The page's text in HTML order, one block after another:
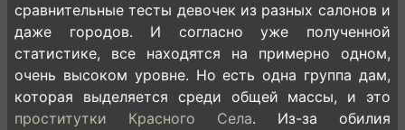
сравнительные тесты девочек из разных салонов и
даже городов. И согласно уже полученной
статистике, все находятся на примерно одном,
очень высоком уровне. Но есть одна группа дам,
которая выделяется среди общей массы, и это
проститутки Красного Села. Из-за обилия